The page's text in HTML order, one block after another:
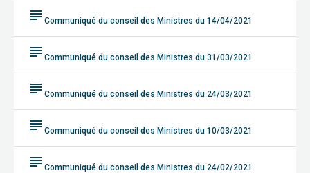
subject Communiqué du conseil des Ministres du 14/04/2021
subject Communiqué du conseil des Ministres du 31/03/2021
subject Communiqué du conseil des Ministres du 24/03/2021
subject Communiqué du conseil des Ministres du 10/03/2021
subject Communiqué du conseil des Ministres du 24/02/2021